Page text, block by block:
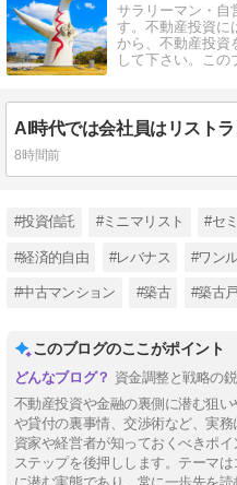
サラリーマン・自
す。不動産投資に
から、不動産投資
して下さい。この
8時間前
#投資信託 #ミニマリスト #セ
#経済的自由 #レバナス #ワン
#中古マンション #築古 #築古
このブログのここがポイント
資金調整と戦略の
不動産投資や金融の裏側に潜む狙
や貸付の裏事情、交渉術など、実
資家や経営者が知っておくべきポ
ステップを後押しします。テーマ